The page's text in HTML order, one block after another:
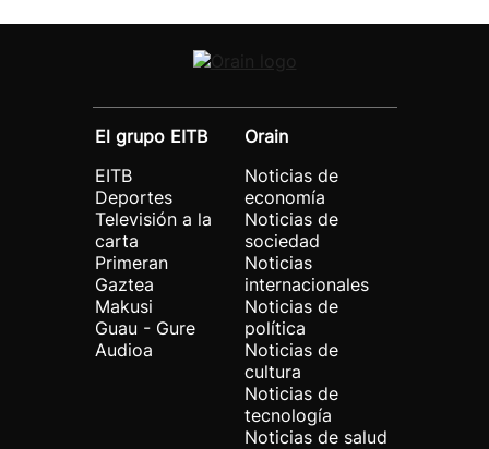
El grupo EITB
EITB
Deportes
Televisión a la
carta
Primeran
Gaztea
Makusi
Guau - Gure
Audioa
Orain
Noticias de
economía
Noticias de
sociedad
Noticias
internacionales
Noticias de
política
Noticias de
cultura
Noticias de
tecnología
Noticias de salud